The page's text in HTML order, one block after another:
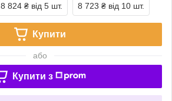
8 824 ₴ від 5 шт. 8 723 ₴ від 10 шт.
Купити
або
Купити з